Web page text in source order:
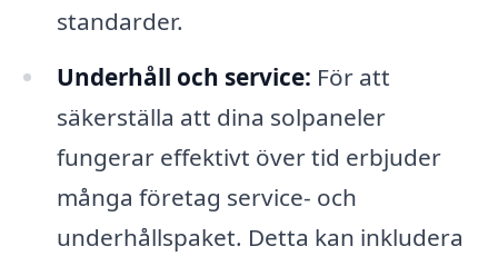
standarder.
Underhåll och service: För att
säkerställa att dina solpaneler
fungerar effektivt över tid erbjuder
många företag service- och
underhållspaket. Detta kan inkludera